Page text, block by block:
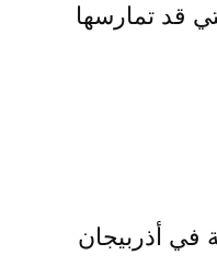
قد تمارسها
في أذربيجان